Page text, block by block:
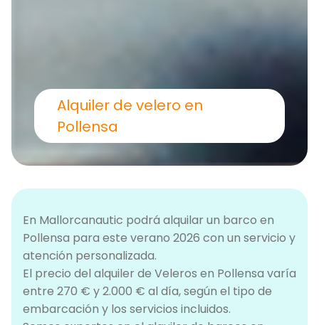
Alquiler de velero en
Pollensa
En Mallorcanautic podrá alquilar un barco en
Pollensa para este verano 2026 con un servicio y
atención personalizada.
El precio del alquiler de Veleros en Pollensa varía
entre 270 € y 2.000 € al día, según el tipo de
embarcación y los servicios incluidos.